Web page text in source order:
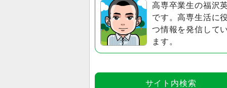
高専卒業生の福沢
です。高専生活に
つ情報を発信して
ます。
サイト内検索